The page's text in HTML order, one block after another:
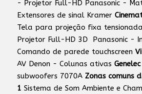
- Projetor Full-HD Panasonic -
Extensores de sinal Kramer
Tela para projeção fixa tensionada
Projetor Full-HD 3D Panasonic -
Comando de parede touchscreen
AV Denon - Colunas ativas Genelec
subwoofers 7070A Zonas comuns
1 Sistema de Som Ambiente e